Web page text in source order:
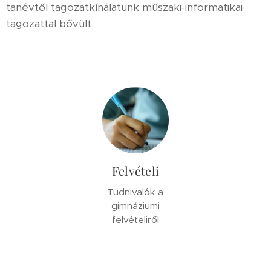
tanévtől tagozatkínálatunk műszaki-informatikai
tagozattal bővült.
Felvételi
Tudnivalók a
gimnáziumi
felvételiről